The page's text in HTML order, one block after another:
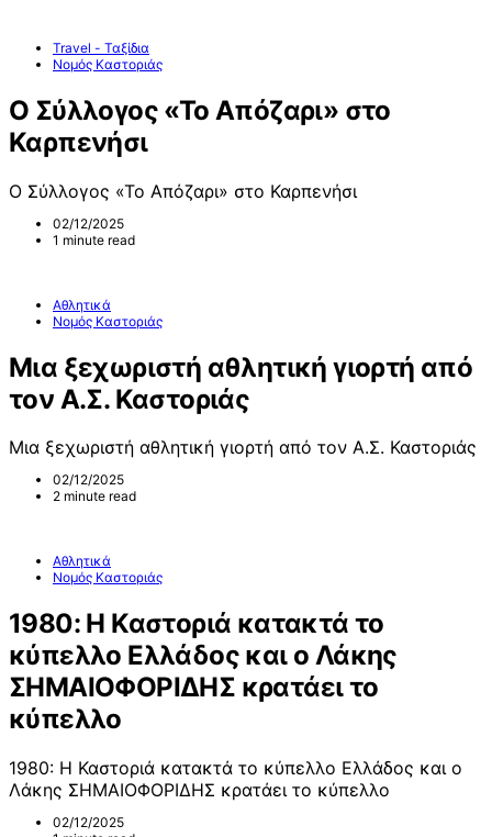
Travel - Ταξίδια
Νομός Καστοριάς
Ο Σύλλογος «Το Απόζαρι» στο
Καρπενήσι
Ο Σύλλογος «Το Απόζαρι» στο Καρπενήσι
02/12/2025
1 minute read
Αθλητικά
Νομός Καστοριάς
Μια ξεχωριστή αθλητική γιορτή από
τον Α.Σ. Καστοριάς
Μια ξεχωριστή αθλητική γιορτή από τον Α.Σ. Καστοριάς
02/12/2025
2 minute read
Αθλητικά
Νομός Καστοριάς
1980: Η Καστοριά κατακτά το
κύπελλο Ελλάδος και ο Λάκης
ΣΗΜΑΙΟΦΟΡΙΔΗΣ κρατάει το
κύπελλο
1980: Η Καστοριά κατακτά το κύπελλο Ελλάδος και ο
Λάκης ΣΗΜΑΙΟΦΟΡΙΔΗΣ κρατάει το κύπελλο
02/12/2025